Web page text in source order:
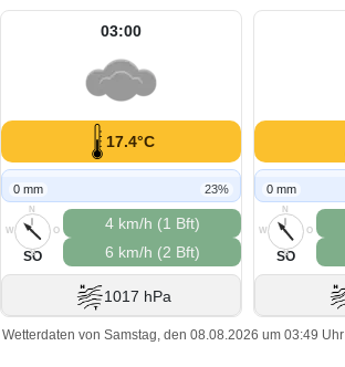
03:00
17.4°C
0 mm 23%
N
O
S
W
SO
4 km/h (1 Bft)
6 km/h (2 Bft)
1017 hPa
0 mm
N
O
S
W
SO
Wetterdaten von Samstag, den 08.08.2026 um 03:49 Uhr